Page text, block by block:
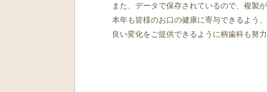
また、データで保存されているので、複製
本年も皆様のお口の健康に寄与できるよう、
良い変化をご提供できるように柄歯科も努